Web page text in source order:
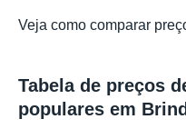
Veja como comparar
Tabela de preços
populares em